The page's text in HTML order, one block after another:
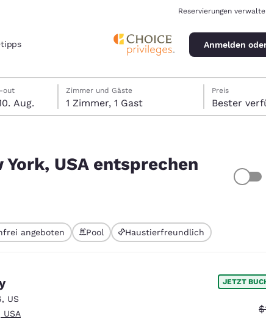
Canada
Reservierungen
Anmelden
out
Aug.
Datum ausgewählt
Datum ausgewählt
Zimmer und Gäste
1 Zimmer, 1 Gast
Preis
Bester
USA entsprechen
angeboten Pool Haustierfreundlich
, US
USA
JETZT